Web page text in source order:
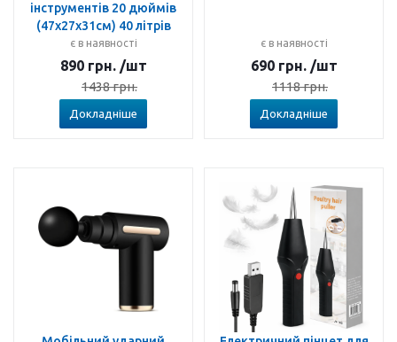
інструментів 20 дюймів
(47х27х31см) 40 літрів
є в наявності
890 грн. /шт
1438грн.
Докладніше
є в наявності
690 грн. /шт
1118грн.
Докладніше